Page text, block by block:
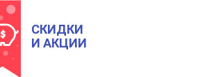
СКИДКИ
И АКЦИИ